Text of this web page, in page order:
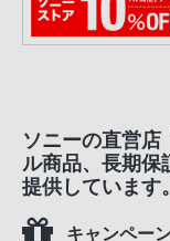
ソニーの直営店
ル商品、長期保
提供しています。
キャンペー